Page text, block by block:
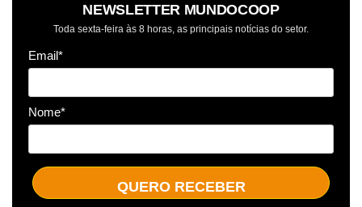
NEWSLETTER MUNDOCOOP
Toda sexta-feira às 8 horas, as principais notícias do setor.
Email*
Nome*
QUERO RECEBER